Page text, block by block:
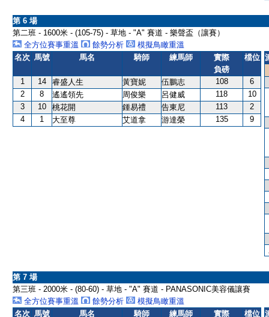
第 6 場
第二班 - 1600米 - (105-75) - 草地 - "A" 賽道 - 樂聲盃（讓賽）
全方位賽事重溫
餘勢分析
模擬鳥瞰重溫
名次 馬號 馬名 騎師 練馬師
實際
負磅
檔位
1 14 睿盛人生 黃寶妮 伍鵬志 108
6
2
8 遙遙領先 周俊樂 呂健威 118
10
3
10 桃花開 鍾易禮 告東尼 113
2
4
1 大至尊 艾道拿 游達榮 135 9
第 7 場
第三班 - 2000米 - (80-60) - 草地 - "A" 賽道 - PANASONIC美容儀讓賽
全方位賽事重溫
餘勢分析
模擬鳥瞰重溫
名次 馬號 馬名 騎師 練馬師
實際
檔位